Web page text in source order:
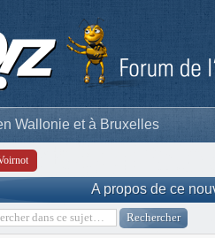
Wallonie et à Bruxelles
A propos de ce